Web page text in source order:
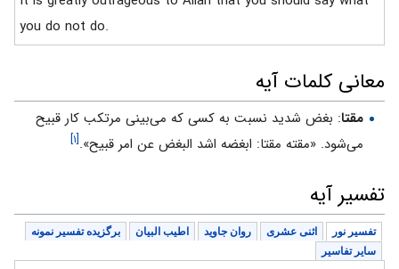
you do not do.
معانی کلمات آیه
مقتا: بغض شديد نسبت به كسى كه مى‏‌بينى مرتكب كار قبيح
مى‏‌شود. «مقته مقتا: ابغضه اشد البغض عن امر قبيح».[۱]
تفسیر آیه
تفسیر نور اثنی عشری روان جاوید اطیب البیان
برگزیده تفسیر نمونه
سایر تفاسیر